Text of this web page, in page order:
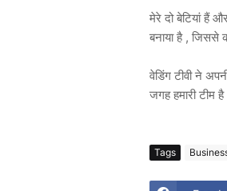
मेरे दो बेटियां हैं
बनाया है , जिससे
वेडिंग टीवी ने
जगह हमारी टीम
Tags